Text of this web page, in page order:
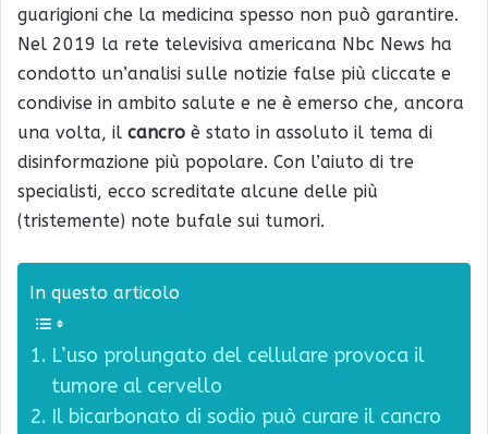
guarigioni che la medicina spesso non può garantire.
Nel 2019 la rete televisiva americana Nbc News ha
condotto un’analisi sulle notizie false più cliccate e
condivise in ambito salute e ne è emerso che, ancora
una volta, il cancro è stato in assoluto il tema di
disinformazione più popolare. Con l’aiuto di tre
specialisti, ecco screditate alcune delle più
(tristemente) note bufale sui tumori.
In questo articolo
L’uso prolungato del cellulare provoca il
tumore al cervello
Il bicarbonato di sodio può curare il cancro